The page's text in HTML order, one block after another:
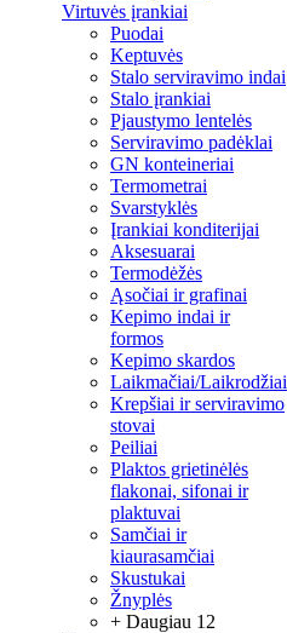
Virtuvės įrankiai
Puodai
Keptuvės
Stalo serviravimo indai
Stalo įrankiai
Pjaustymo lentelės
Serviravimo padėklai
GN konteineriai
Termometrai
Svarstyklės
Įrankiai konditerijai
Aksesuarai
Termodėžės
Ąsočiai ir grafinai
Kepimo indai ir
formos
Kepimo skardos
Laikmačiai/Laikrodžiai
Krepšiai ir serviravimo
stovai
Peiliai
Plaktos grietinėlės
flakonai, sifonai ir
plaktuvai
Samčiai ir
kiaurasamčiai
Skustukai
Žnyplės
+ Daugiau 12